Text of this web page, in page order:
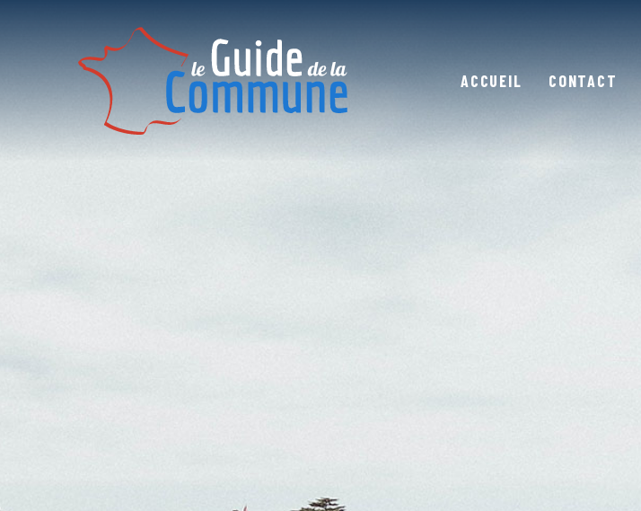
ACCUEIL CONTACT